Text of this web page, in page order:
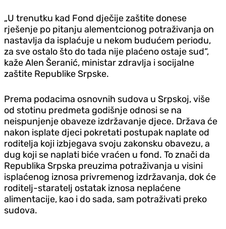
„U trenutku kad Fond dječije zaštite donese
rješenje po pitanju alementcionog potraživanja on
nastavlja da isplaćuje u nekom budućem periodu,
za sve ostalo što do tada nije plaćeno ostaje sud“,
kaže Alen Šeranić, ministar zdravlja i socijalne
zaštite Republike Srpske.
Prema podacima osnovnih sudova u Srpskoj, više
od stotinu predmeta godišnje odnosi se na
neispunjenje obaveze izdržavanje djece. Država će
nakon isplate djeci pokretati postupak naplate od
roditelja koji izbjegava svoju zakonsku obavezu, a
dug koji se naplati biće vraćen u fond. To znači da
Republika Srpska preuzima potraživanja u visini
isplaćenog iznosa privremenog izdržavanja, dok će
roditelj-staratelj ostatak iznosa neplaćene
alimentacije, kao i do sada, sam potraživati preko
sudova.